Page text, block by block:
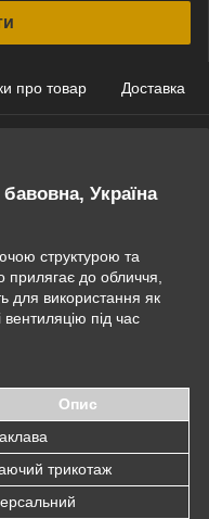
про товар Доставка
Україна
структурою та
до обличчя,
для використання як
під час
Опис
трикотаж